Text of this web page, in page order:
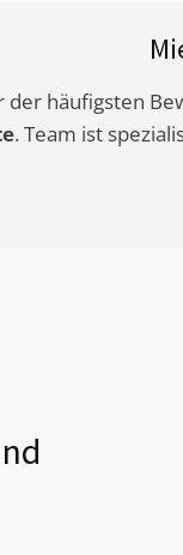
der häufigsten
. Team ist